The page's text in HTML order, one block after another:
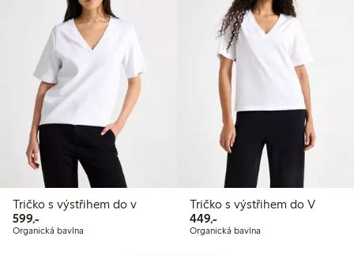
Tričko s výstřihem do v
599,-599,00 Kč
Organická bavlna
Tričko s výstřihem do V
449,-449,00 Kč
Organická bavlna